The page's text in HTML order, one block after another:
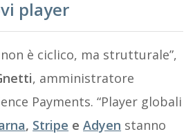
player
è ciclico, ma strutturale”,
, amministratore
Payments. “Player globali
, Stripe eAdyen stanno